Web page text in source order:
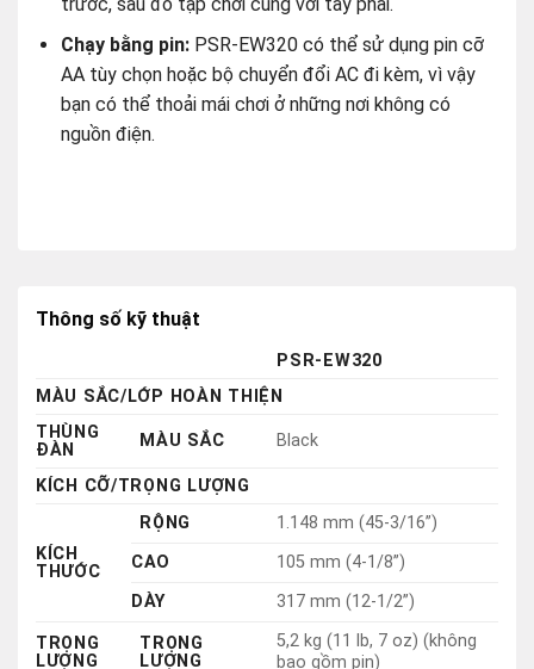
KÍCH
THƯỚC
TRỌNG
TRỌNG
LƯỢNG
bao gồm pin)
GIAO DIỆN ĐIỀU KHIỂN
BÀN
PHÍM
SỐ PHÍM
76
Kiểu organ